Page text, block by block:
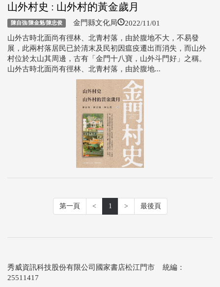
山外村史 : 山外村的黃金歲月
陳自強/陳金魁/陳忠俊 金門縣文化局 2022/11/01
山外古時北面尚有徑林、北青村落，由於腹地不大，不易發
展，此兩村落居民已於清末及民初因瘟疫遷出而消失，而山外
村位於太山其周邊，古有「金門十八寶，山外斗門好」之稱。
山外古時北面尚有徑林、北青村落，由於腹地...
第一頁 < 1 > 最後頁
秀威資訊科技股份有限公司國家書店松江門市 統編：
25511417